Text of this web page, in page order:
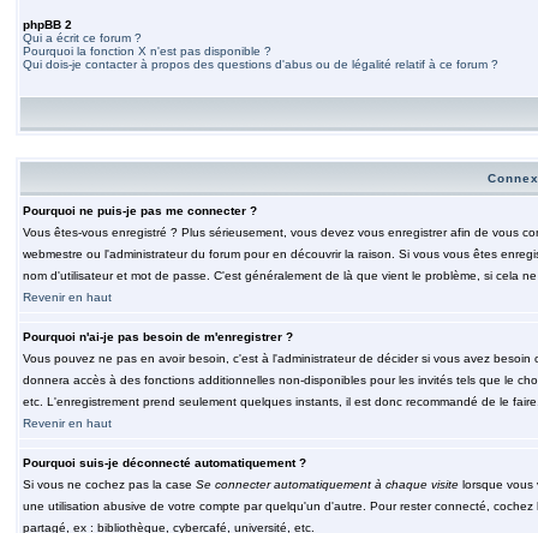
phpBB 2
Qui a écrit ce forum ?
Pourquoi la fonction X n'est pas disponible ?
Qui dois-je contacter à propos des questions d'abus ou de légalité relatif à ce forum ?
Pourquoi ne puis-je pas me connecter ?
Vous êtes-vous enregistré ? Plus sérieusement, vous devez vous enregistrer afin de vous
webmestre ou l'administrateur du forum pour en découvrir la raison. Si vous vous êtes
nom d'utilisateur et mot de passe. C'est généralement de là que vient le problème, si cela
Revenir en haut
Pourquoi n'ai-je pas besoin de m'enregistrer ?
Vous pouvez ne pas en avoir besoin, c'est à l'administrateur de décider si vous avez
donnera accès à des fonctions additionnelles non-disponibles pour les invités tels que le
etc. L'enregistrement prend seulement quelques instants, il est donc recommandé de le
Revenir en haut
Pourquoi suis-je déconnecté automatiquement ?
Si vous ne cochez pas la case Se connecter automatiquement à chaque visitelorsque vous
une utilisation abusive de votre compte par quelqu'un d'autre. Pour rester connecté,
partagé, ex : bibliothèque, cybercafé, université, etc.